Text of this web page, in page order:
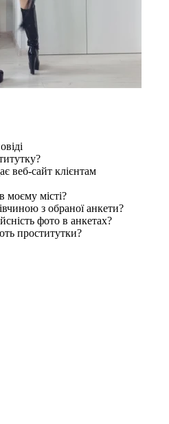
веб-сайт клієнтам
моєму місті?
з обраної анкети?
фото в анкетах?
проститутки?